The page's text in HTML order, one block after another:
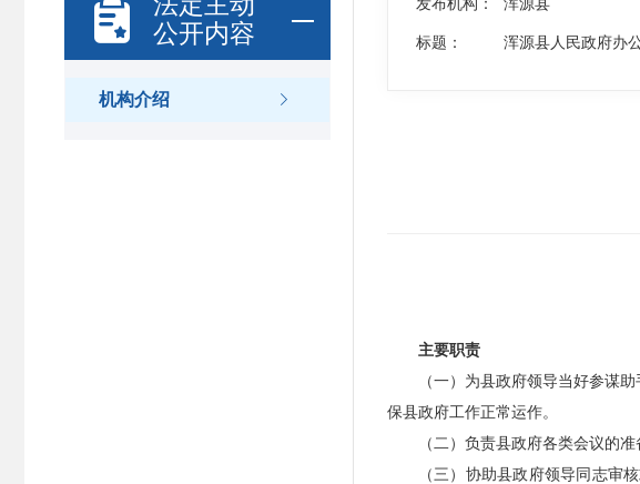

公开内容

机构介绍
发布机构： 浑源县
标题： 浑源县人民政府办
主要职责
（一）为县政府领导当好参谋
保县政府工作正常运作。
（二）负责县政府各类会议的
（三）协助县政府领导同志审